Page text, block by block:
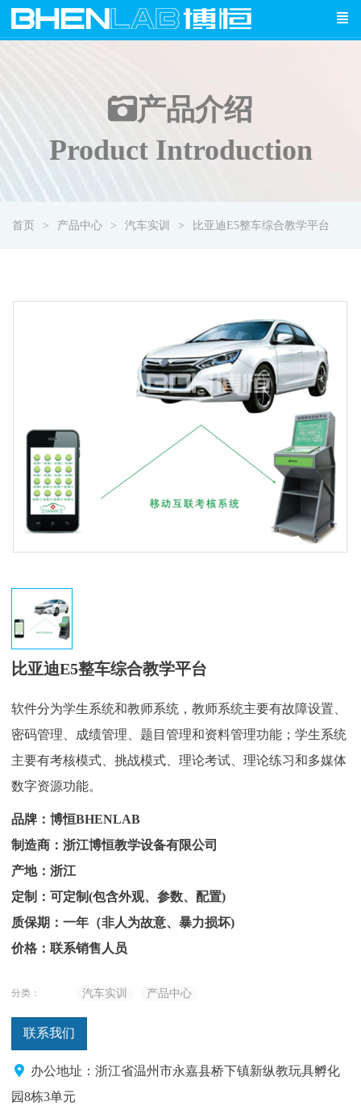
产品介绍
Product Introduction
首页 产品中心 汽车实训 比亚迪E5整车综合教学平台
比亚迪E5整车综合教学平台
软件分为学生系统和教师系统，教师系统主要有故障设置、
密码管理、成绩管理、题目管理和资料管理功能；学生系统
主要有考核模式、挑战模式、理论考试、理论练习和多媒体
数字资源功能。
品牌：博恒BHENLAB
制造商：浙江博恒教学设备有限公司
产地：浙江
定制：可定制(包含外观、参数、配置)
质保期：一年（非人为故意、暴力损坏)
价格：联系销售人员
分类： 汽车实训 产品中心
联系我们
办公地址：浙江省温州市永嘉县桥下镇新纵教玩具孵化
园8栋3单元